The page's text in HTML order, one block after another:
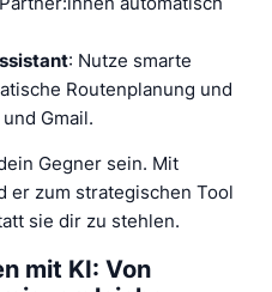
: Nutze smarte
Routenplanung und
Gmail.
Gegner sein. Mit
er zum strategischen Tool
sie dir zu stehlen.
mit KI: Von